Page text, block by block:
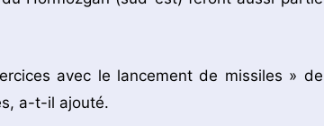
avec le lancement de missiles » de
a-t-il ajouté.